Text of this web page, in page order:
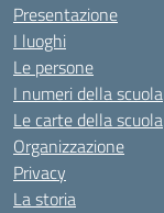
Presentazione
I luoghi
Le persone
I numeri della scuola
Le carte della scuola
Organizzazione
Privacy
La storia